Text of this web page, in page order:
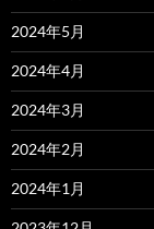
2024年5月
2024年4月
2024年3月
2024年2月
2024年1月